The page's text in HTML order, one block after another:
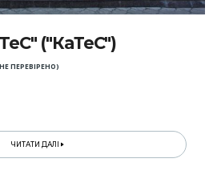
("КаТеС")
ПЕРЕВІРЕНО)
ЧИТАТИ ДАЛІ